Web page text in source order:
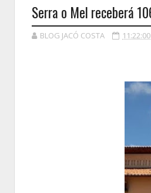
Serra o Mel receberá
BLOG JACÓ COSTA 11:22:00